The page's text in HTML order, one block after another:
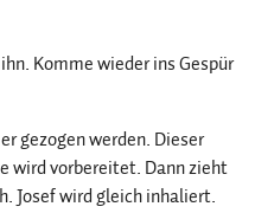
Komme wieder ins Gespür
gezogen werden. Dieser
wird vorbereitet. Dann zieht
Josef wird gleich inhaliert.